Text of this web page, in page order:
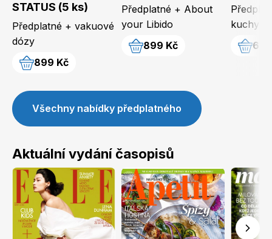
Burda Best of
Burda Kids
Toprecepty.cz
STATUS (5 ks)
Předplatné + vakuové
dózy
899 Kč
Předplatné + About
your Libido
899 Kč
Všechny nabídky předplatného
Aktuální vydání časopisů